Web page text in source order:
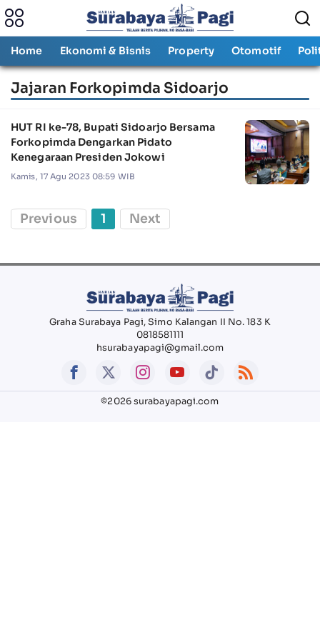
Home Ekonomi & Bisnis Property Otomotif
Jajaran Forkopimda Sidoarjo
HUT RI ke-78, Bupati Sidoarjo Bersama
Forkopimda Dengarkan Pidato
Kenegaraan Presiden Jokowi
Kamis, 17 Agu 2023 08:59 WIB
Previous 1 Next
Graha Surabaya Pagi, Simo Kalangan II No. 183 K
0818581111
hsurabayapagi@gmail.com
©2026 surabayapagi.com